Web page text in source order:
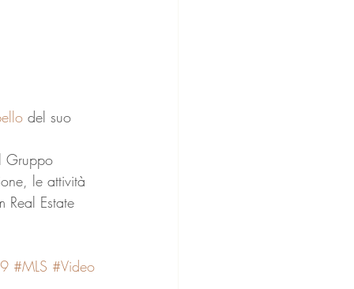
del suo
Gruppo
le attività
Real Estate
#MLS #Video